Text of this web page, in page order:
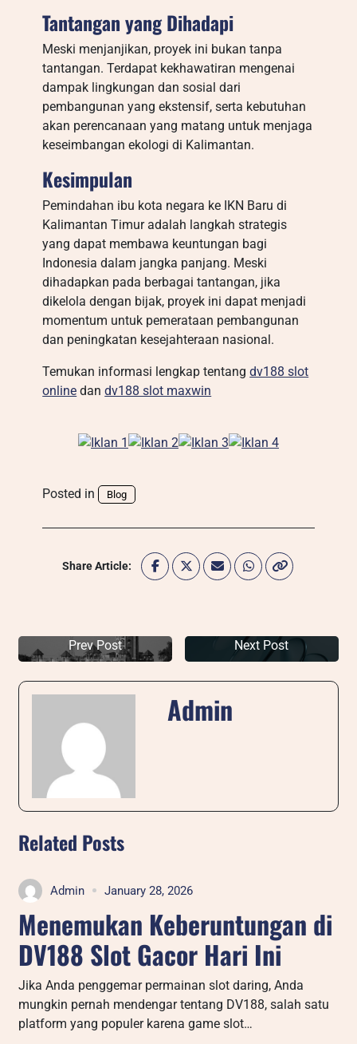
Tantangan yang Dihadapi
Meski menjanjikan, proyek ini bukan tanpa
tantangan. Terdapat kekhawatiran mengenai
dampak lingkungan dan sosial dari
pembangunan yang ekstensif, serta kebutuhan
akan perencanaan yang matang untuk menjaga
keseimbangan ekologi di Kalimantan.
Kesimpulan
Pemindahan ibu kota negara ke IKN Baru di
Kalimantan Timur adalah langkah strategis
yang dapat membawa keuntungan bagi
Indonesia dalam jangka panjang. Meski
dihadapkan pada berbagai tantangan, jika
dikelola dengan bijak, proyek ini dapat menjadi
momentum untuk pemerataan pembangunan
dan peningkatan kesejahteraan nasional.
Temukan informasi lengkap tentangdv188 slot
online dandv188 slot maxwin
Posted in Blog
Share Article:
Prev Post Next Post
Admin
Related Posts
Admin January 28, 2026
Menemukan Keberuntungan di
DV188 Slot Gacor Hari Ini
Jika Anda penggemar permainan slot daring, Anda
mungkin pernah mendengar tentang DV188, salah satu
platform yang populer karena game slot…